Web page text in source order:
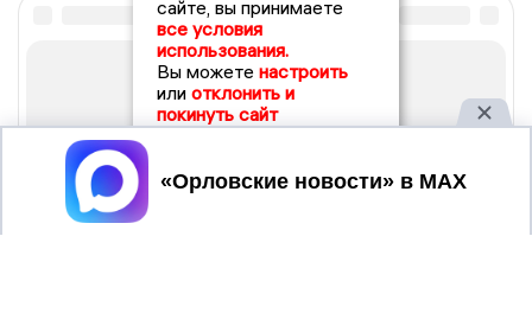
сайте, вы принимаете
все условия
использования.
Вы можете настроить
или отклонить и
покинуть сайт
Принять